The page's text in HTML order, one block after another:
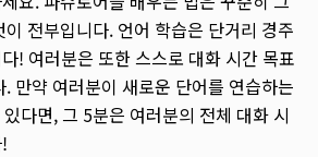
전부입니다. 언어 학습은 단거리 경주
! 여러분은 또한 스스로 대화 시간 목표
만약 여러분이 새로운 단어를 연습하는
다면, 그 5분은 여러분의 전체 대화 시